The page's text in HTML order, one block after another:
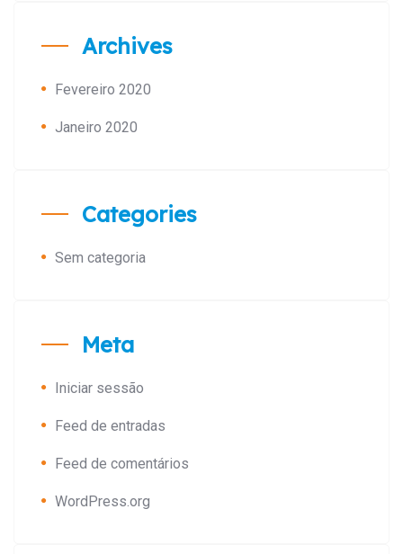
Archives
Fevereiro 2020
Janeiro 2020
Categories
Sem categoria
Meta
Iniciar sessão
Feed de entradas
Feed de comentários
WordPress.org